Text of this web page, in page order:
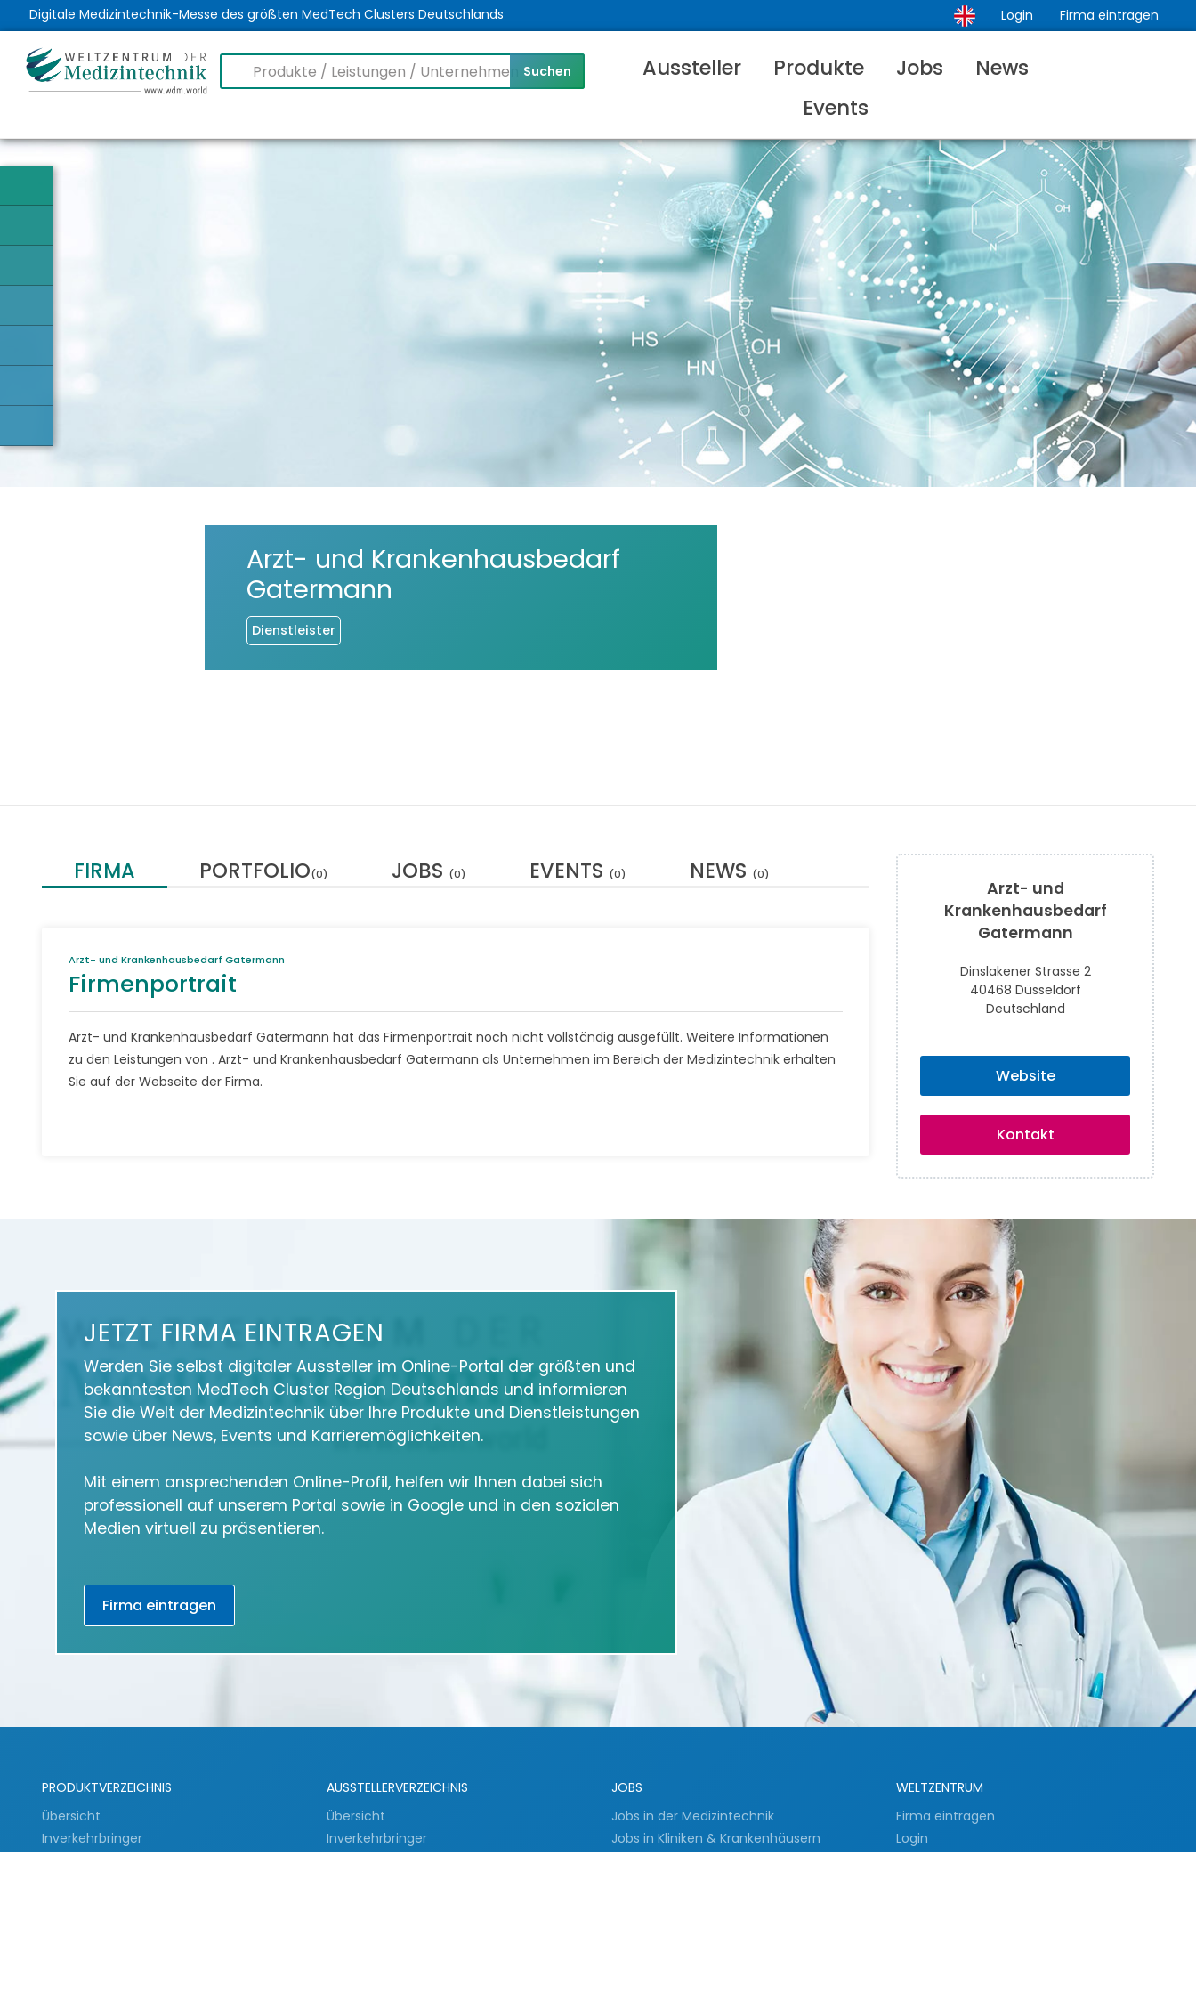
Digitale Medizintechnik-Messe des größten MedTech Clusters Deutschlands Login Firma eintragen
Aussteller Produkte Jobs
News
Events
Arzt- und Krankenhausbedarf
Gatermann
Dienstleister
FIRMA PORTFOLIO(0) JOBS (0) EVENTS (0) NEWS (0)
Arzt- und Krankenhausbedarf Gatermann
Firmenportrait
Arzt- und Krankenhausbedarf Gatermann hat das Firmenportrait noch nicht vollständig ausgefüllt. Weitere Informationen
zu den Leistungen von . Arzt- und Krankenhausbedarf Gatermann als Unternehmen im Bereich der Medizintechnik erhalten
Sie auf der Webseite der Firma.
Arzt- und
Krankenhausbedarf
Gatermann
Dinslakener Strasse 2
40468 Düsseldorf
Deutschland
Website
Kontakt
JETZT FIRMA EINTRAGEN
Werden Sie selbst digitaler Aussteller im Online-Portal der größten und
bekanntesten MedTech Cluster Region Deutschlands und informieren
Sie die Welt der Medizintechnik über Ihre Produkte und Dienstleistungen
sowie über News, Events und Karrieremöglichkeiten.
Mit einem ansprechenden Online-Profil, helfen wir Ihnen dabei sich
professionell auf unserem Portal sowie in Google und in den sozialen
Medien virtuell zu präsentieren.
Firma eintragen
PRODUKTVERZEICHNIS
Übersicht
Inverkehrbringer
AUSSTELLERVERZEICHNIS
Übersicht
Inverkehrbringer
JOBS
Jobs in der Medizintechnik
Jobs in Kliniken & Krankenhäusern
WELTZENTRUM
Firma eintragen
Login